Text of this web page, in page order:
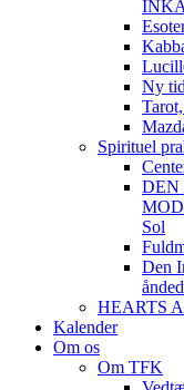
Ny
Spirituel
DEN
Sol
Den
HEARTS
Kalender
Om os
Om TFK